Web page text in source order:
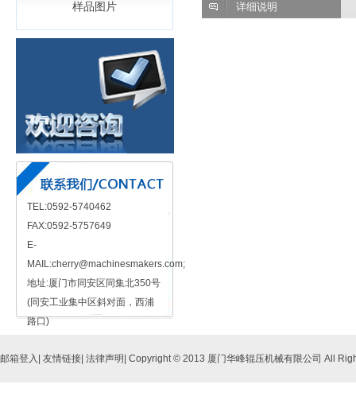
样品图片
TEL:0592-5740462
FAX:0592-5757649
E-
MAIL:cherry@machinesmakers.com;
地址:厦门市同安区同集北350号
(同安工业集中区斜对面，西浦
路口)
详细说明
邮箱登入 友情链接 法律声明 | Copyright © 2013 厦门华峰辊压机械有限公司 All